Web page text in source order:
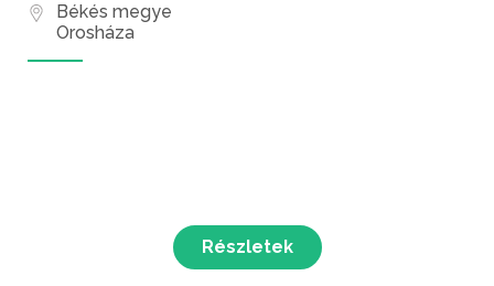
Békés megye
Orosháza
Részletek